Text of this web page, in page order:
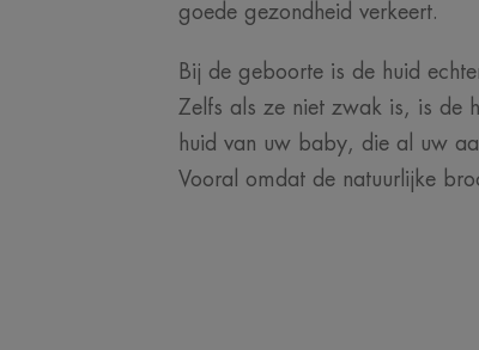
goede gezondheid verkeert.
Bij de geboorte is de huid
Zelfs als ze niet zwak is, is de
huid van uw baby, die al uw
Vooral omdat de natuurlijke